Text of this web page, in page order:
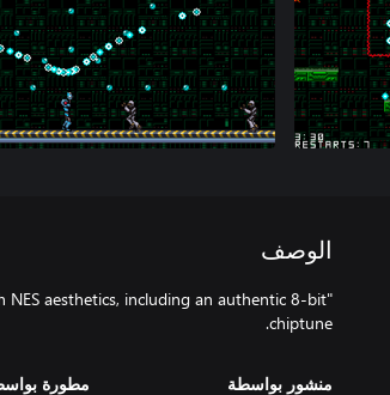
الوصف
aesthetics, including an authentic 8-bit
chiptune.
منشور بواسطة مطورة